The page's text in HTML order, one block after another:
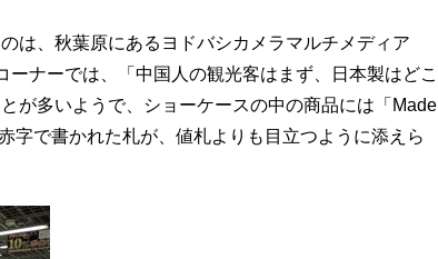
は、秋葉原にあるヨドバシカメラマルチメディア
ナーでは、「中国人の観光客はまず、日本製はどこ
が多いようで、ショーケースの中の商品には「Made
字で書かれた札が、値札よりも目立つように添えら